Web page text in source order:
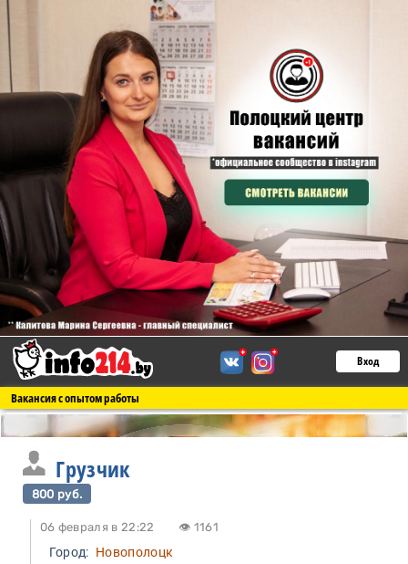
Вход
Вакансия с опытом работы
Грузчик
800 руб.
06 февраля в 22:22 👁 1161
Город: Новополоцк